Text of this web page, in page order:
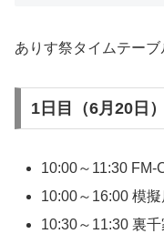
ありす祭タイムテーブ
1日目（6月20日）
10:00～11:30 FM-
10:00～16:00 模擬
10:30～11:30 裏